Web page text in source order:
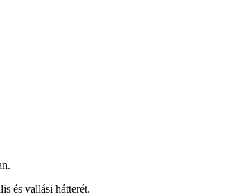
és vallási hátterét.